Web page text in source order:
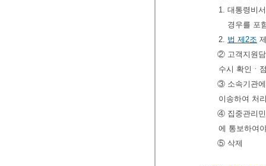
1. 대통령비
경우를 포
2. 법 제2조
② 고객지원담
수시 확인ㆍ
③ 소속기관에
이송하여 처
④ 집중관리민
에 통보하여
⑤ 삭제